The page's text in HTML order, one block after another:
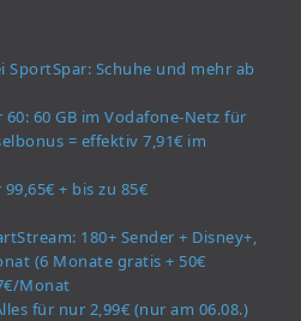
SportSpar: Schuhe und mehr ab
60 GB im Vodafone-Netz für
= effektiv 7,91€ im
+ bis zu 85€
180+ Sender + Disney+,
(6 Monate gratis + 50€
Monat
für nur 2,99€ (nur am 06.08.)